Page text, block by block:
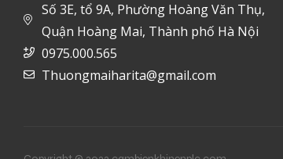
Số 3E, tổ 9A, Phường Hoàng Văn Thụ,
Quận Hoàng Mai, Thành phố Hà Nội
0975.000.565
Thuongmaiharita@gmail.com